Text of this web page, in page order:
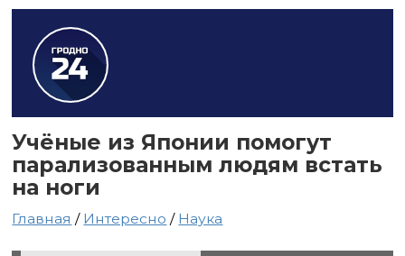
Учёные из Японии помогут
парализованным людям встать
на ноги
Главная / Интересно / Наука